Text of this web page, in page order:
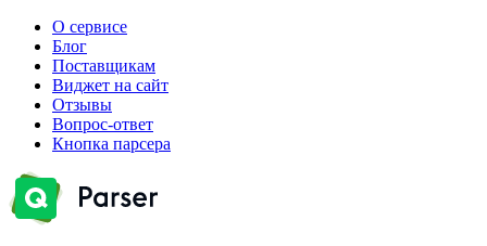
О сервисе
Блог
Поставщикам
Виджет на сайт
Отзывы
Вопрос-ответ
Кнопка парсера